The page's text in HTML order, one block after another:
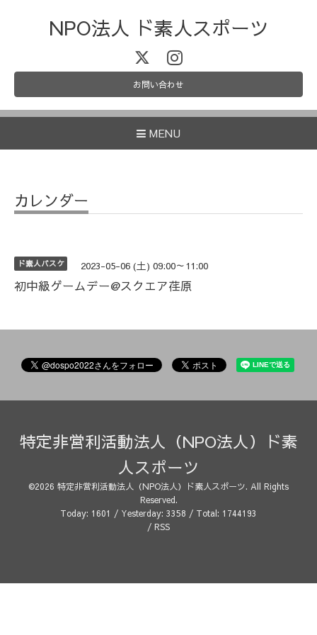
NPO法人 ド素人スポーツ
お問い合わせ
MENU
カレンダー
ド素人バスケ 2023-05-06 (土) 09:00～11:00
初中級ゲームデー@スクエア荏原
特定非営利活動法人（NPO法人）ド素
人スポーツ
©2026 特定非営利活動法人（NPO法人）ド素人スポーツ. All Rights
Reserved.
Today: 1601 / Yesterday: 3358 / Total: 1744193
/ RSS